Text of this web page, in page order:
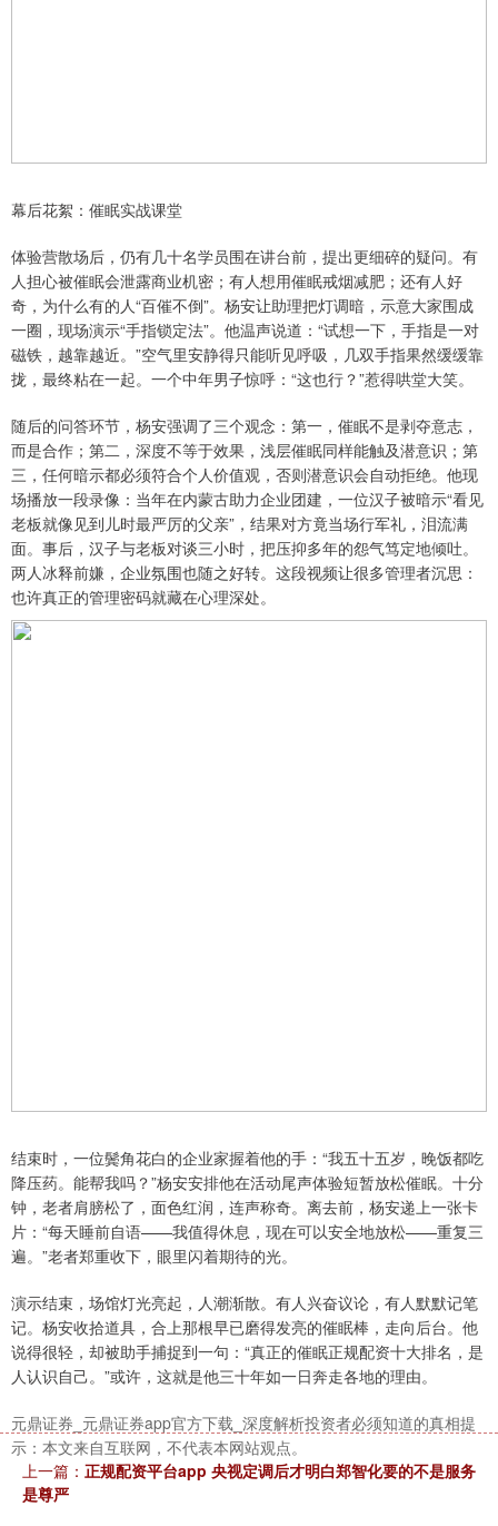
幕后花絮：催眠实战课堂
体验营散场后，仍有几十名学员围在讲台前，提出更细碎的疑问。有
人担心被催眠会泄露商业机密；有人想用催眠戒烟减肥；还有人好
奇，为什么有的人“百催不倒”。杨安让助理把灯调暗，示意大家围成
一圈，现场演示“手指锁定法”。他温声说道：“试想一下，手指是一对
磁铁，越靠越近。”空气里安静得只能听见呼吸，几双手指果然缓缓靠
拢，最终粘在一起。一个中年男子惊呼：“这也行？”惹得哄堂大笑。
随后的问答环节，杨安强调了三个观念：第一，催眠不是剥夺意志，
而是合作；第二，深度不等于效果，浅层催眠同样能触及潜意识；第
三，任何暗示都必须符合个人价值观，否则潜意识会自动拒绝。他现
场播放一段录像：当年在内蒙古助力企业团建，一位汉子被暗示“看见
老板就像见到儿时最严厉的父亲”，结果对方竟当场行军礼，泪流满
面。事后，汉子与老板对谈三小时，把压抑多年的怨气笃定地倾吐。
两人冰释前嫌，企业氛围也随之好转。这段视频让很多管理者沉思：
也许真正的管理密码就藏在心理深处。
结束时，一位鬓角花白的企业家握着他的手：“我五十五岁，晚饭都吃
降压药。能帮我吗？”杨安安排他在活动尾声体验短暂放松催眠。十分
钟，老者肩膀松了，面色红润，连声称奇。离去前，杨安递上一张卡
片：“每天睡前自语——我值得休息，现在可以安全地放松——重复三
遍。”老者郑重收下，眼里闪着期待的光。
演示结束，场馆灯光亮起，人潮渐散。有人兴奋议论，有人默默记笔
记。杨安收拾道具，合上那根早已磨得发亮的催眠棒，走向后台。他
说得很轻，却被助手捕捉到一句：“真正的催眠正规配资十大排名，是
人认识自己。”或许，这就是他三十年如一日奔走各地的理由。
元鼎证券_元鼎证券app官方下载_深度解析投资者必须知道的真相提
示：本文来自互联网，不代表本网站观点。
上一篇： 正规配资平台app 央视定调后才明白郑智化要的不是服务
是尊严
深证成指 14167.01 +22.81 +0.16%
沪深300 4654.57 -3.58 -0.08%